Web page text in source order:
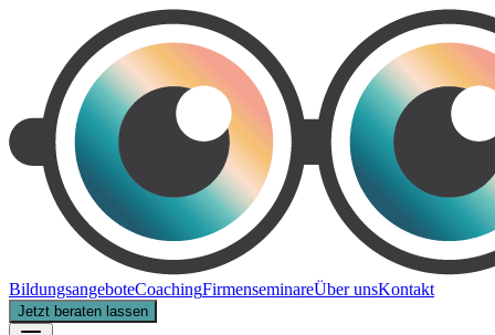
BildungsangeboteCoachingFirmenseminareÜber unsKontakt
Jetzt beraten lassen